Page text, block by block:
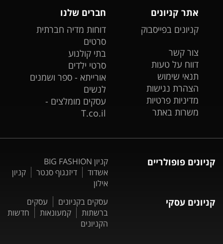
אתר קניונים
קניונים בפייסבוק
צור קשר
דווח על טעות
תנאי שימוש
הצהרת נגישות
מדיניות פרטיות
משרות באתר
חברים שלנו
דוחות מדיה חברתית
סרטים
בתי קולנוע
סרטי ילדים
אורייתא - ספר ושמנים
לנשים
עסקים מומלצים -
T.co.il
קניונים פופולריים
קניון BIG FASHION
אשדוד
דיזנגוף סנטר
קניון
אילון
קניונים עסקי עסקים בקניונים
עסקים
ברשתות
קמעונאות
חדשות
הקניונים